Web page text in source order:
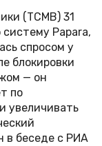
(TCMB) 31
Papara,
спросом у
блокировки
— он
по
увеличивать
в беседе с РИА